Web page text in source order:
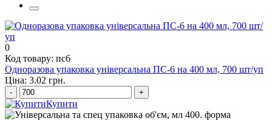
купити пакети
0
Код товару: пс6
Одноразова упаковка універсальна ПС-6 на 400 мл, 700 шт/уп
Ціна: 3.02 грн.
- +
Купити